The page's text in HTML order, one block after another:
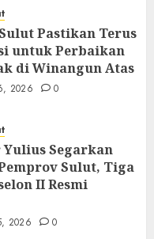
Pastikan Terus
untuk Perbaikan
di Winangun Atas
2026 0
Segarkan
Sulut, Tiga
II Resmi
2026 0